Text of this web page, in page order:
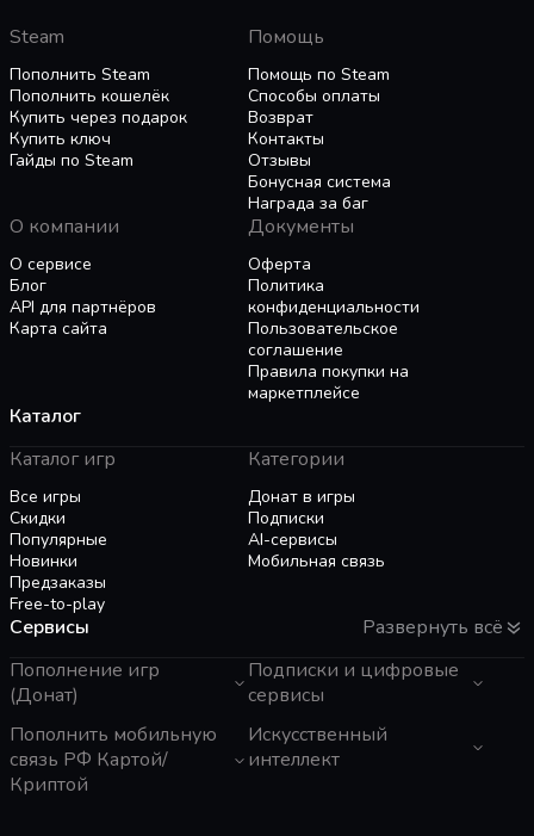
Steam
Пополнить Steam
Пополнить кошелёк
Купить через подарок
Купить ключ
Гайды по Steam
Помощь
Помощь по Steam
Способы оплаты
Возврат
Контакты
Отзывы
Бонусная система
Награда за баг
О компании
О сервисе
Блог
API для партнёров
Карта сайта
Документы
Оферта
Политика
конфиденциальности
Пользовательское
соглашение
Правила покупки на
маркетплейсе
Каталог
Каталог игр
Все игры
Скидки
Популярные
Новинки
Предзаказы
Free-to-play
Категории
Донат в игры
Подписки
AI-сервисы
Мобильная связь
Сервисы
Развернуть всё
Пополнение игр
(Донат)
GTA 6
Пополнение Steam
Roblox
Genshin Impact
Подписки и цифровые
сервисы
Telegram Звезды
Apple ID
Пополнить мобильную
связь РФ Картой/
Криптой
Искусственный
интеллект